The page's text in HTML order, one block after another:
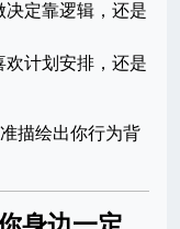
定靠逻辑，还是
计划安排，还是
描绘出你行为背